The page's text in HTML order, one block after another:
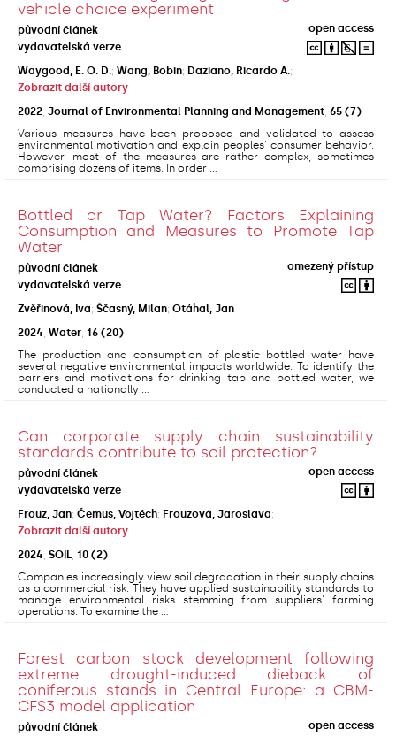
vehicle choice experiment
původní článek
open access
vydavatelská verze
Waygood, E. O. D.; Wang, Bobin; Daziano, Ricardo A.;
Zobrazit další autory
2022 Journal of Environmental Planning and Management 65 (7)
Various measures have been proposed and validated to assess
environmental motivation and explain peoples' consumer behavior.
However, most of the measures are rather complex, sometimes
comprising dozens of items. In order ...
Bottled or Tap Water? Factors Explaining
Consumption and Measures to Promote Tap
Water
původní článek
omezený přístup
vydavatelská verze
Zvěřinová, Iva; Ščasný, Milan; Otáhal, Jan
2024 Water 16 (20)
The production and consumption of plastic bottled water have
several negative environmental impacts worldwide. To identify the
barriers and motivations for drinking tap and bottled water, we
conducted a nationally ...
Can corporate supply chain sustainability
standards contribute to soil protection?
původní článek
open access
vydavatelská verze
Frouz, Jan; Čemus, Vojtěch; Frouzová, Jaroslava;
Zobrazit další autory
2024 SOIL 10 (2)
Companies increasingly view soil degradation in their supply chains
as a commercial risk. They have applied sustainability standards to
manage environmental risks stemming from suppliers' farming
operations. To examine the ...
Forest carbon stock development following
extreme drought-induced dieback of
coniferous stands in Central Europe: a CBM-
CFS3 model application
původní článek
open access